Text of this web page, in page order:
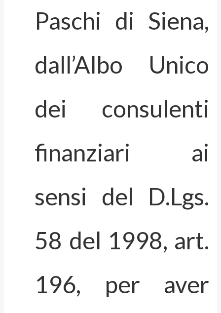
Paschi di Siena,
dall’Albo Unico
dei consulenti
finanziari ai
sensi del D.Lgs.
58 del 1998, art.
196, per aver